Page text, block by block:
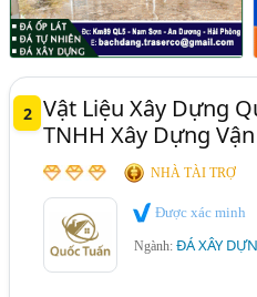
2 Vật Liệu Xây Dựng
TNHH Xây Dựng
NHÀ TÀI TRỢ
Được xác minh
Ngành:ĐÁ XÂY